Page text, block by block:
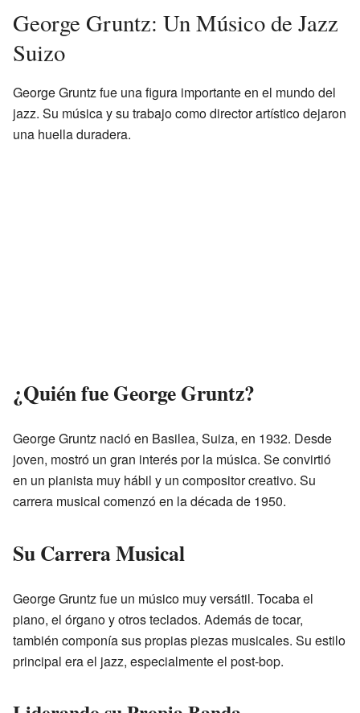
George Gruntz: Un Músico de Jazz
Suizo
George Gruntz fue una figura importante en el mundo del
jazz. Su música y su trabajo como director artístico dejaron
una huella duradera.
¿Quién fue George Gruntz?
George Gruntz nació en Basilea, Suiza, en 1932. Desde
joven, mostró un gran interés por la música. Se convirtió
en un pianista muy hábil y un compositor creativo. Su
carrera musical comenzó en la década de 1950.
Su Carrera Musical
George Gruntz fue un músico muy versátil. Tocaba el
piano, el órgano y otros teclados. Además de tocar,
también componía sus propias piezas musicales. Su estilo
principal era el jazz, especialmente el post-bop.